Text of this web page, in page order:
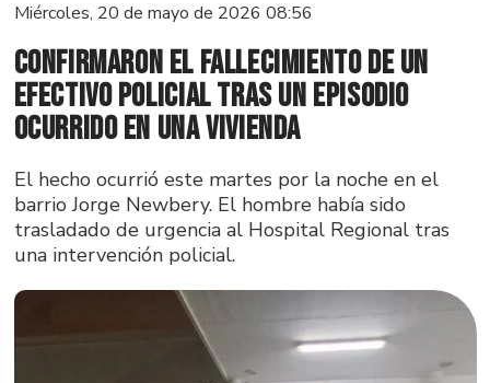
Miércoles, 20 de mayo de 2026 08:56
Confirmaron el fallecimiento de un
efectivo policial tras un episodio
ocurrido en una vivienda
El hecho ocurrió este martes por la noche en el
barrio Jorge Newbery. El hombre había sido
trasladado de urgencia al Hospital Regional tras
una intervención policial.